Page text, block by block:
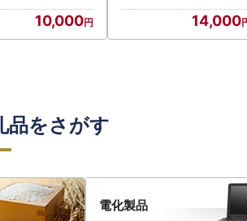
SP10,000 14,000
品をさがす
電化製品